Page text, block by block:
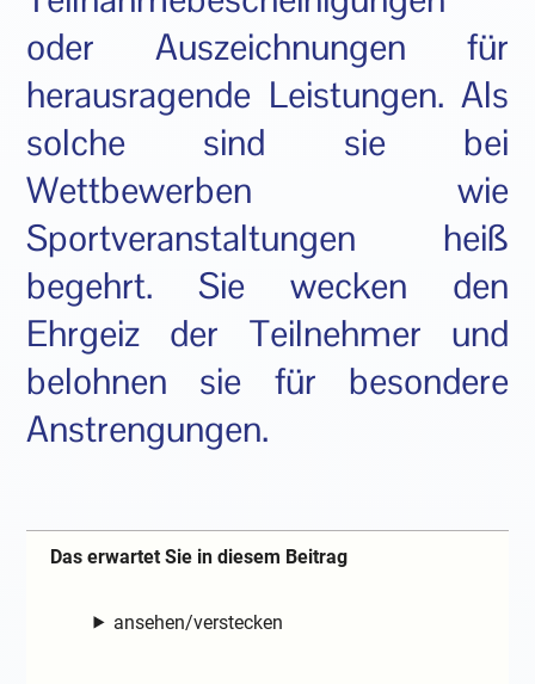
oder Auszeichnungen für
herausragende Leistungen. Als
solche sind sie bei
Wettbewerben wie
Sportveranstaltungen heiß
begehrt. Sie wecken den
Ehrgeiz der Teilnehmer und
belohnen sie für besondere
Anstrengungen.
Das erwartet Sie in diesem Beitrag
ansehen/verstecken